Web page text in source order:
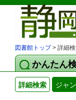
図書館トップ> 詳細
かんたん
詳細検索 ジャ